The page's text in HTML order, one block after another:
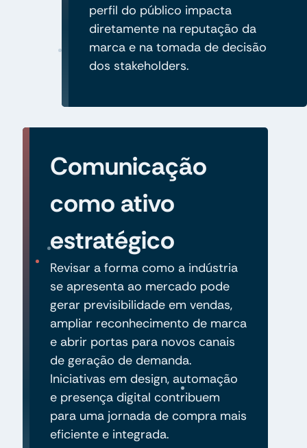
perfil do público impacta
diretamente na reputação da
marca e na tomada de decisão
dos stakeholders.
Comunicação
como ativo
estratégico
Revisar a forma como a indústria
se apresenta ao mercado pode
gerar previsibilidade em vendas,
ampliar reconhecimento de marca
e abrir portas para novos canais
de geração de demanda.
Iniciativas em design, automação
e presença digital contribuem
para uma jornada de compra mais
eficiente e integrada.